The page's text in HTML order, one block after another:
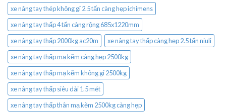
xe nâng tay thép không gỉ 2.5 tấn càng hẹp ichimens
xe nâng tay thấp 4 tấn càng rộng 685x1220mm
xe nâng tay thấp 2000kg ac20m
xe nâng tay thấp càng hẹp 2.5 tấn niuli
xe nâng tay thấp mạ kẽm càng hẹp 2500kg
xe nâng tay thấp mạ kẽm không gỉ 2500kg
xe nâng tay thấp siêu dài 1.5 mét
xe nâng tay thấp thân mạ kẽm 2500kg càng hẹp